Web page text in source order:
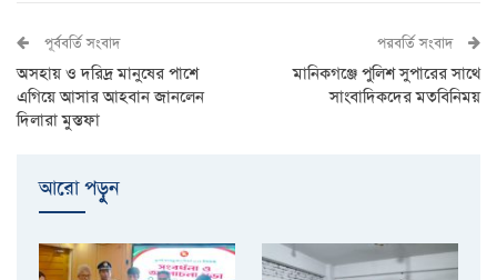
পূর্ববর্তি সংবাদ
অসহায় ও দরিদ্র মানুষের পাশে
এগিয়ে আসার আহবান জানলেন
দিলারা মুস্তফা
পরবর্তি সংবাদ
মানিকগঞ্জে পুলিশ সুপারের সাথে
সাংবাদিকদের মতবিনিময়
আরো পড়ুুন